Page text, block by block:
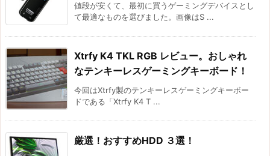
値段が安くて、最初に買うゲーミングデバイスとし
て最適なものを選びました。画像はS ...
Xtrfy K4 TKL RGB レビュー。おしゃれ
なテンキーレスゲーミングキーボード！
今回はXtrfy製のテンキーレスゲーミングキーボー
ドである「Xtrfy K4 T ...
厳選！おすすめHDD ３選！